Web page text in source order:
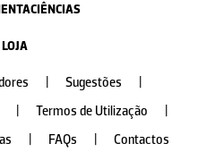
LOJA
Sugestões
Termos de Utilização
FAQs Contactos